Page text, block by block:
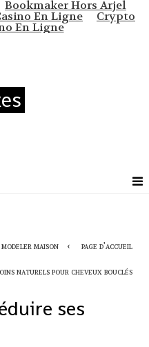
Bookmaker Hors Arjel
En Ligne Crypto
En Ligne
maison page d'accueil
naturels pour cheveux bouclés
ses